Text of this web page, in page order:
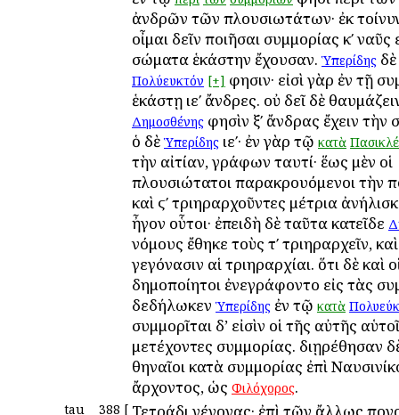
ἀνδρῶν τῶν πλουσιωτάτων· ἐκ
οἶμαι δεῖν ποιῆσαι συμμορίας κʹ ναῦς
σώματα ἑκάστην ἔχουσαν. Ὑπερίδης
Πολύευκτόν [+] φησιν· εἰσὶ γὰρ ἐν τῇ
ἑκάστῃ ιεʹ ἄνδρες. οὐ δεῖ δὲ
Δημοσθένης φησὶν ξʹ ἄνδρας ἔχειν τὴν
ὁ δὲ Ὑπερίδης ιεʹ· ἐν γὰρ τῷ κατὰ
τὴν αἰτίαν, γράφων ταυτί· ἕως μὲν οἱ
πλουσιώτατοι παρακρουόμενοι τὴν
καὶ ϛʹ τριηραρχοῦντες μέτρια
ἦγον οὗτοι· ἐπειδὴ δὲ ταῦτα κατεῖδε
νόμους ἔθηκε τοὺς τʹ τριηραρχεῖν,
γεγόνασιν αἱ τριηραρχίαι. ὅτι δὲ καὶ
δημοποίητοι ἐνεγράφοντο εἰς τὰς
δεδήλωκεν Ὑπερίδης ἐν τῷ κατὰ
συμμορῖται δ’ εἰσὶν οἱ τῆς αὐτῆς
μετέχοντες συμμορίας. διῃρέθησαν
Ἀθηναῖοι κατὰ συμμορίας ἐπὶ
ἄρχοντος, ὡς Φιλόχορος.
tau 388 [